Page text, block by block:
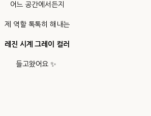
어느 공간에서든지
제 역할 톡톡히 해내는
레진 시계 그레이 컬러
들고왔어요 ✨